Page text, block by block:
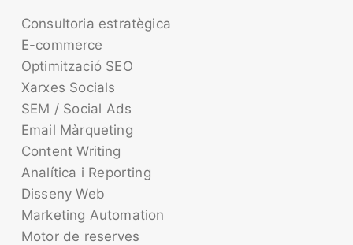
Consultoria estratègica
E-commerce
Optimització SEO
Xarxes Socials
SEM / Social Ads
Email Màrqueting
Content Writing
Analítica i Reporting
Disseny Web
Marketing Automation
Motor de reserves